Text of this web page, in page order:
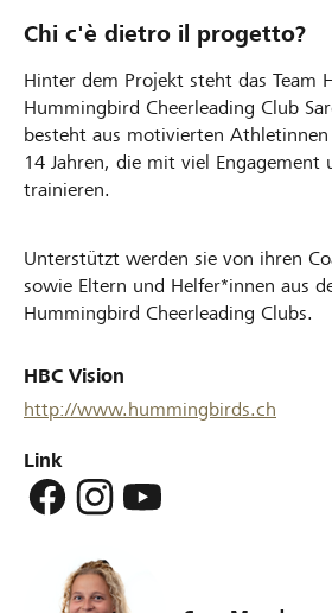
Chi c'è dietro il progetto?
Hinter dem Projekt steht das Team
Hummingbird Cheerleading Club
besteht aus motivierten
14 Jahren, die mit viel Engagement
trainieren.
Unterstützt werden sie von ihren
sowie Eltern und Helfer*innen aus
Hummingbird Cheerleading Clubs.
HBC Vision
http://www.hummingbirds.ch
Link